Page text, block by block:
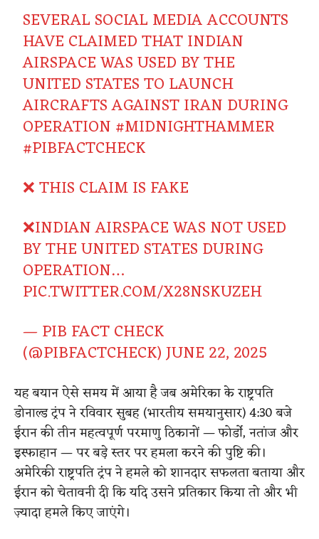
SEVERAL SOCIAL MEDIA ACCOUNTS
HAVE CLAIMED THAT INDIAN
AIRSPACE WAS USED BY THE
UNITED STATES TO LAUNCH
AIRCRAFTS AGAINST IRAN DURING
OPERATION #MIDNIGHTHAMMER
#PIBFACTCHECK
❌ THIS CLAIM IS FAKE
❌INDIAN AIRSPACE WAS NOT USED
BY THE UNITED STATES DURING
OPERATION…
PIC.TWITTER.COM/X28NSKUZEH
— PIB FACT CHECK
(@PIBFACTCHECK)JUNE 22, 2025
यह बयान ऐसे समय में आया है जब अमेरिका के राष्ट्रपति
डोनाल्ड ट्रंप ने रविवार सुबह (भारतीय समयानुसार) 4:30 बजे
ईरान की तीन महत्वपूर्ण परमाणु ठिकानों — फोर्डो, नतांज और
इस्फाहान — पर बड़े स्तर पर हमला करने की पुष्टि की।
अमेरिकी राष्ट्रपति ट्रंप ने हमले को शानदार सफलता बताया और
ईरान को चेतावनी दी कि यदि उसने प्रतिकार किया तो और भी
ज़्यादा हमले किए जाएंगे।